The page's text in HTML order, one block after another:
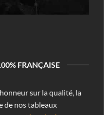
FRANÇAISE
sur la qualité, la
de nos tableaux